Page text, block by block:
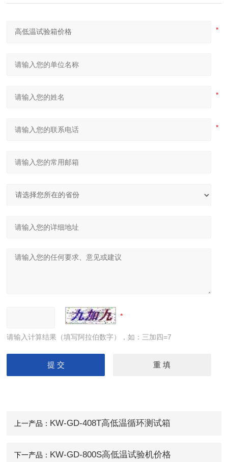
请输入计算结果（填写阿拉伯数字），如：三加四=7
上一产品： KW-GD-408T高低温循环测试箱
下一产品： KW-GD-800S高低温试验机价格